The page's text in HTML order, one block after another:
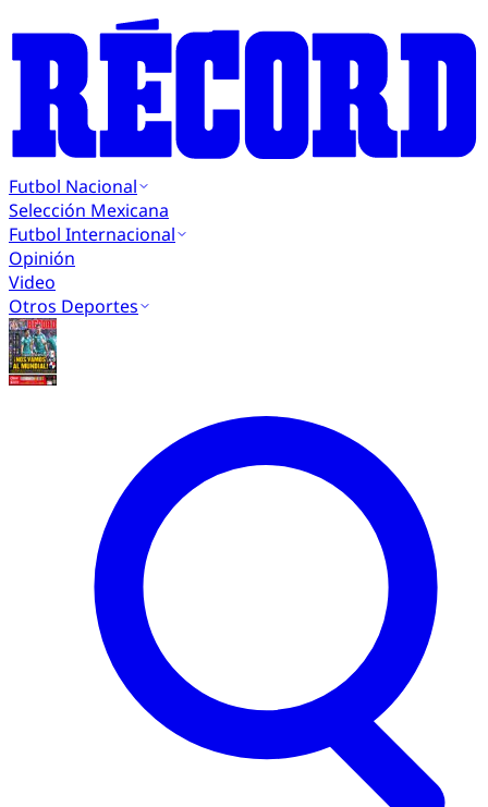
Futbol Nacional
Selección Mexicana
Futbol Internacional
Opinión
Video
Otros Deportes